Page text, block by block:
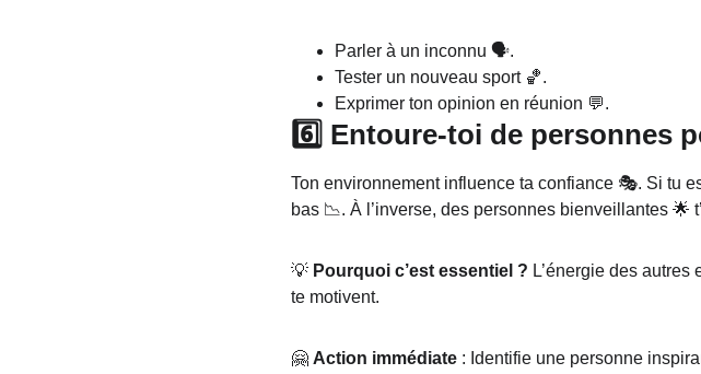
Parler à un inconnu 🗣️.
Tester un nouveau sport 🏀.
Exprimer ton opinion en réunion 💬.
6️⃣ Entoure-toi de personnes
Ton environnement influence ta confiance 🎭. Si tu
bas 📉. À l’inverse, des personnes bienveillantes 🌟
💡 Pourquoi c’est essentiel ? L’énergie des
te motivent.
🤗 Action immédiate : Identifie une personne